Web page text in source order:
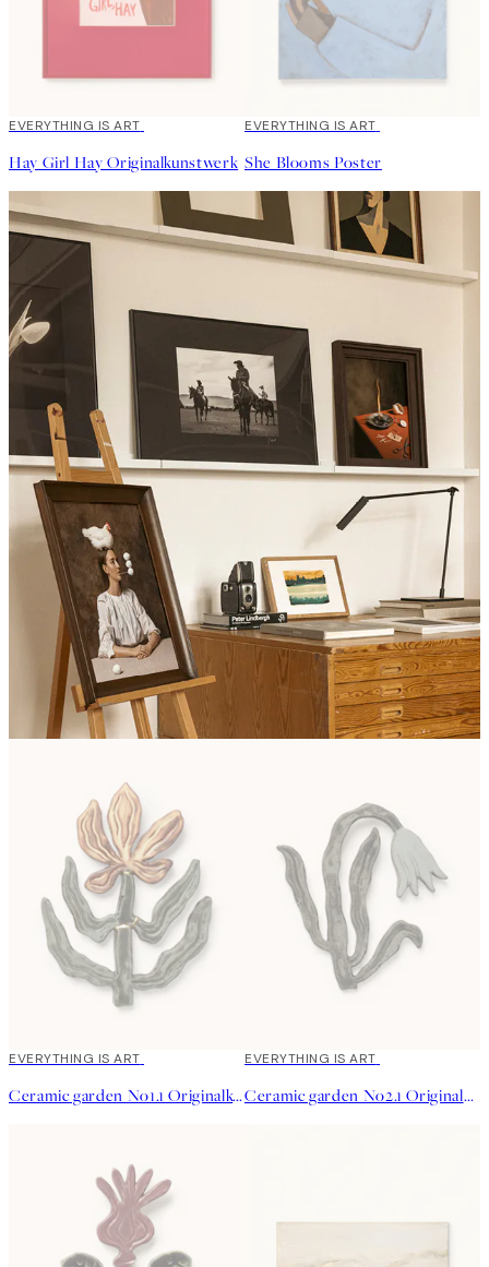
EVERYTHING IS ART
Hay Girl Hay Originalkunstwerk
EVERYTHING IS ART
She Blooms Poster
EVERYTHING IS ART
Ceramic garden No1.1 Originalkunstwerk
EVERYTHING IS ART
Ceramic garden No2.1 Originalkunstwerk